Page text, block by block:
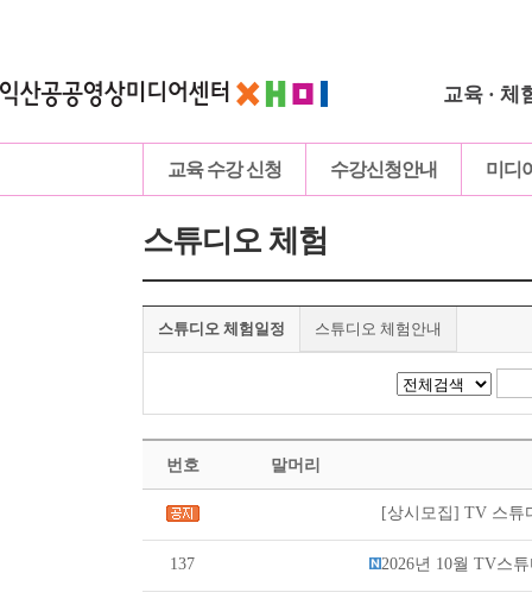
교육 · 체
교육 수강 신청 수강신청안내 미디
스튜디오 체험
스튜디오 체험일정 스튜디오 체험안내
번호 말머리
[상시모집] TV 스튜
137 2026년 10월 TV스